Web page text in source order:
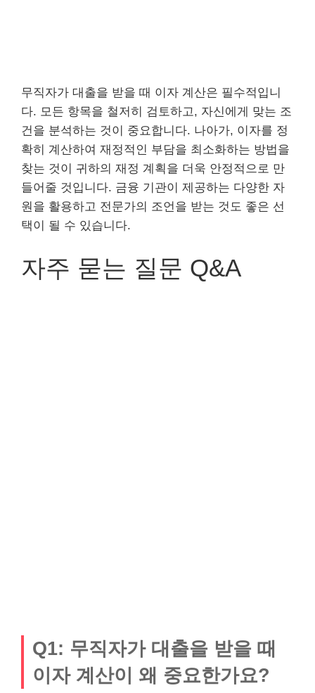
무직자가 대출을 받을 때 이자 계산은 필수적입니
다. 모든 항목을 철저히 검토하고, 자신에게 맞는 조
건을 분석하는 것이 중요합니다. 나아가, 이자를 정
확히 계산하여 재정적인 부담을 최소화하는 방법을
찾는 것이 귀하의 재정 계획을 더욱 안정적으로 만
들어줄 것입니다. 금융 기관이 제공하는 다양한 자
원을 활용하고 전문가의 조언을 받는 것도 좋은 선
택이 될 수 있습니다.
자주 묻는 질문 Q&A
Q1: 무직자가 대출을 받을 때
이자 계산이 왜 중요한가요?